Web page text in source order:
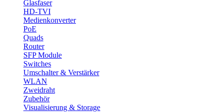
Glasfaser
HD-TVI
Medienkonverter
PoE
Quads
Router
SFP Module
Switches
Umschalter & Verstärker
WLAN
Zweidraht
Zubehör
Visualisierung & Storage